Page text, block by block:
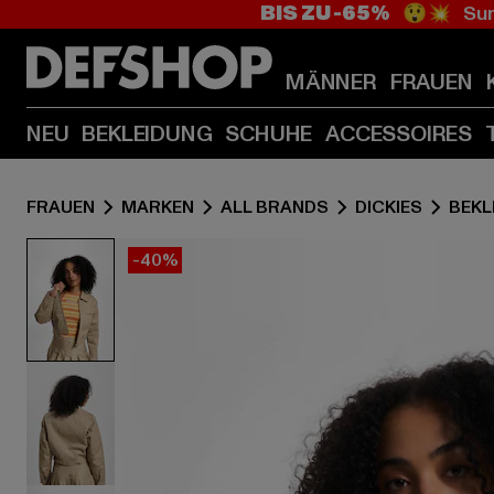
BIS ZU -65% 😲💥
MÄNNER FRAUEN
NEU BEKLEIDUNG SCHUHE ACCESSOIRES
FRAUEN MARKEN ALL BRANDS DICKIES
-40%